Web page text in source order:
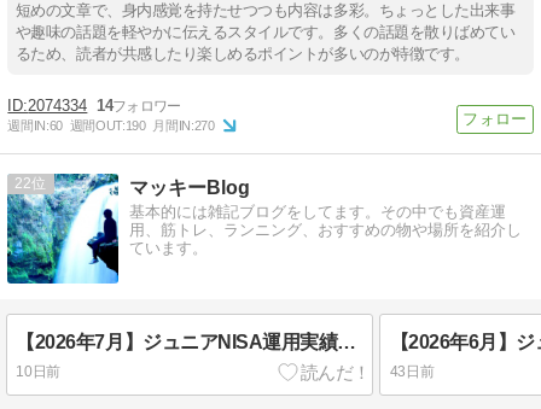
短めの文章で、身内感覚を持たせつつも内容は多彩。ちょっとした出来事
や趣味の話題を軽やかに伝えるスタイルです。多くの話題を散りばめてい
るため、読者が共感したり楽しめるポイントが多いのが特徴です。
2074334 14
週間IN:60 週間OUT:190 月間IN:270
22 マッキーBlog
基本的には雑記ブログをしてます。その中でも資産運
用、筋トレ、ランニング、おすすめの物や場所を紹介し
ています。
【2026年7月】ジュニアNISA運用実績｜追加投資なしで放置した結果を38歳医療職が公開
10日前 43日前